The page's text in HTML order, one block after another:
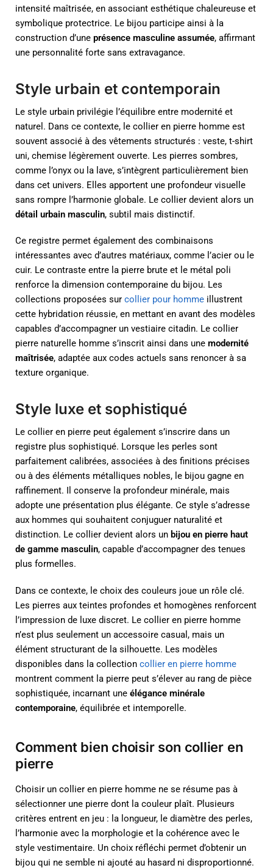
intensité maîtrisée, en associant esthétique chaleureuse et
symbolique protectrice. Le bijou participe ainsi à la
construction d’une présence masculine assumée, affirmant
une personnalité forte sans extravagance.
Style urbain et contemporain
Le style urbain privilégie l’équilibre entre modernité et
naturel. Dans ce contexte, le collier en pierre homme est
souvent associé à des vêtements structurés : veste, t-shirt
uni, chemise légèrement ouverte. Les pierres sombres,
comme l’onyx ou la lave, s’intègrent particulièrement bien
dans cet univers. Elles apportent une profondeur visuelle
sans rompre l’harmonie globale. Le collier devient alors un
détail urbain masculin, subtil mais distinctif.
Ce registre permet également des combinaisons
intéressantes avec d’autres matériaux, comme l’acier ou le
cuir. Le contraste entre la pierre brute et le métal poli
renforce la dimension contemporaine du bijou. Les
collections proposées sur collier pour homme illustrent
cette hybridation réussie, en mettant en avant des modèles
capables d’accompagner un vestiaire citadin. Le collier
pierre naturelle homme s’inscrit ainsi dans une modernité
maîtrisée, adaptée aux codes actuels sans renoncer à sa
texture organique.
Style luxe et sophistiqué
Le collier en pierre peut également s’inscrire dans un
registre plus sophistiqué. Lorsque les perles sont
parfaitement calibrées, associées à des finitions précises
ou à des éléments métalliques nobles, le bijou gagne en
raffinement. Il conserve la profondeur minérale, mais
adopte une présentation plus élégante. Ce style s’adresse
aux hommes qui souhaitent conjuguer naturalité et
distinction. Le collier devient alors un bijou en pierre haut
de gamme masculin, capable d’accompagner des tenues
plus formelles.
Dans ce contexte, le choix des couleurs joue un rôle clé.
Les pierres aux teintes profondes et homogènes renforcent
l’impression de luxe discret. Le collier en pierre homme
n’est plus seulement un accessoire casual, mais un
élément structurant de la silhouette. Les modèles
disponibles dans la collection collier en pierre homme
montrent comment la pierre peut s’élever au rang de pièce
sophistiquée, incarnant une élégance minérale
contemporaine, équilibrée et intemporelle.
Comment bien choisir son collier en
pierre
Choisir un collier en pierre homme ne se résume pas à
sélectionner une pierre dont la couleur plaît. Plusieurs
critères entrent en jeu : la longueur, le diamètre des perles,
l’harmonie avec la morphologie et la cohérence avec le
style vestimentaire. Un choix réfléchi permet d’obtenir un
bijou qui ne semble ni ajouté au hasard ni disproportionné.